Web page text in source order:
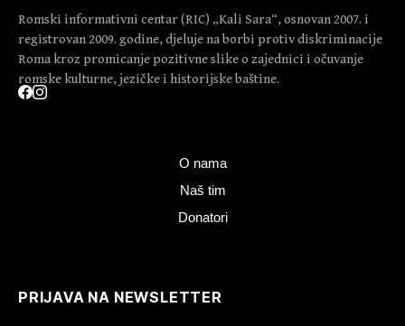
Romski informativni centar (RIC) „Kali Sara“, osnovan 2007. i
registrovan 2009. godine, djeluje na borbi protiv diskriminacije
Roma kroz promicanje pozitivne slike o zajednici i očuvanje
romske kulturne, jezičke i historijske baštine.
O nama
Naš tim
Donatori
PRIJAVA NA NEWSLETTER